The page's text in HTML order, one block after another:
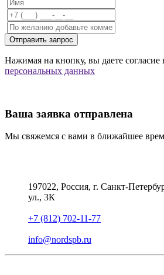
Отправить запрос
Нажимая на кнопку, вы даете согласие
персональных данных
Ваша заявка отправлена
Мы свяжемся с вами в ближайшее
197022, Россия, г. Санкт-
ул., 3К
+7 (812) 702-11-77
info@nordspb.ru